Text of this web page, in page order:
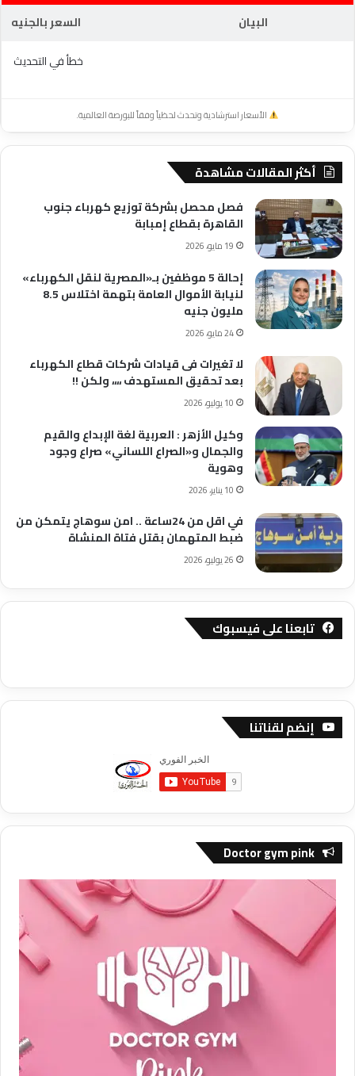
البيان
السعر بالجنيه
خطأ في التحديث
الأسعار استرشادية وتحدث لحظياً وفقاً للبورصة العالمية.
أكثر المقالات مشاهدة
فصل محصل بشركة توزيع كهرباء جنوب
القاهرة بقطاع إمبابة
19 مايو، 2026
إحالة 5 موظفين بـ«المصرية لنقل الكهرباء»
لنيابة الأموال العامة بتهمة اختلاس 8.5
مليون جنيه
24 مايو، 2026
لا تغيرات فى قيادات شركات قطاع الكهرباء
بعد تحقيق المستهدف ،،،، ولكن !!
10 يوليو، 2026
وكيل الأزهر : العربية لغة الإبداع والقيم
والجمال و«الصراع اللساني» صراع وجود
وهوية
10 يناير، 2026
في اقل من 24ساعة .. امن سوهاج يتمكن من
ضبط المتهمان بقتل فتاة المنشاة
26 يوليو، 2026
تابعنا على فيسبوك
إنضم لقناتنا
Doctor gym pink